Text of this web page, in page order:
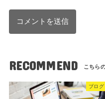
RECOMMEND
ブログ